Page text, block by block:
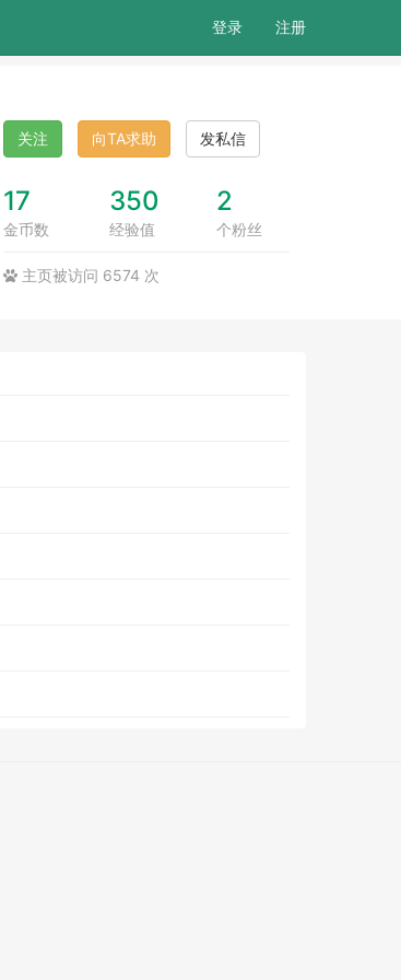
登录 注册
关注 向TA求助 发私信
17
金币数
350
经验值
2
个粉丝
主页被访问 6574 次